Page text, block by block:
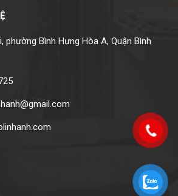
phường Bình Hưng Hòa A, Quận Bình